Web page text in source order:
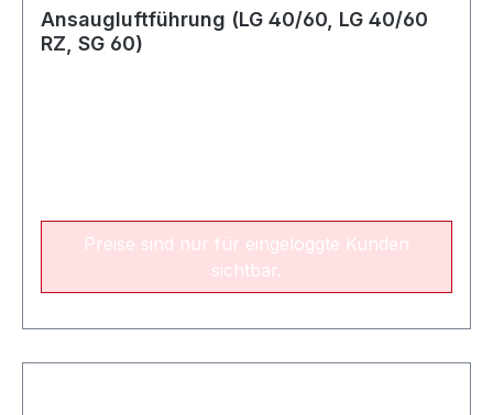
Ansaugluftführung (LG 40/60, LG 40/60
RZ, SG 60)
Preise sind nur für eingeloggte Kunden
sichtbar.